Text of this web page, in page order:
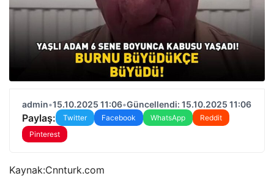
admin•15.10.2025 11:06•Güncellendi: 15.10.2025 11:06
Paylaş: Twitter Facebook WhatsApp
Reddit
Pinterest
Kaynak:Cnnturk.com